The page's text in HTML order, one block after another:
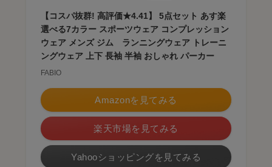
【コスパ抜群! 高評価★4.41】 5点セット あす楽
選べる7カラー スポーツウェア コンプレッション
ウェア メンズ ジム ランニングウェア トレーニ
ングウェア 上下 長袖 半袖 おしゃれ パーカー
FABIO
Amazonを見てみる
楽天市場を見てみる
Yahooショッピングを見てみる